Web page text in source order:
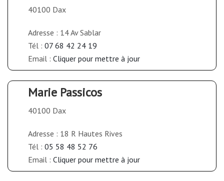
40100 Dax
Adresse : 14 Av Sablar
Tél : 07 68 42 24 19
Email : Cliquer pour mettre à jour
Marie Passicos
40100 Dax
Adresse : 18 R Hautes Rives
Tél : 05 58 48 52 76
Email : Cliquer pour mettre à jour